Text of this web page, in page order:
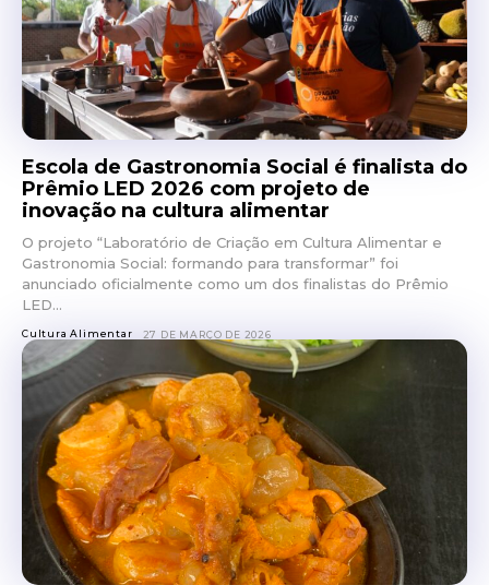
Escola de Gastronomia Social é finalista do
Prêmio LED 2026 com projeto de
inovação na cultura alimentar
O projeto “Laboratório de Criação em Cultura Alimentar e
Gastronomia Social: formando para transformar” foi
anunciado oficialmente como um dos finalistas do Prêmio
LED...
Cultura Alimentar 27 DE MARÇO DE 2026